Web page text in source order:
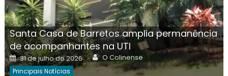
Santa Casa de Barretos amplia permanência
de acompanhantes na UTI
Posted
on
31 de julho de 2026 Author
O Colinense
Principais Notícias